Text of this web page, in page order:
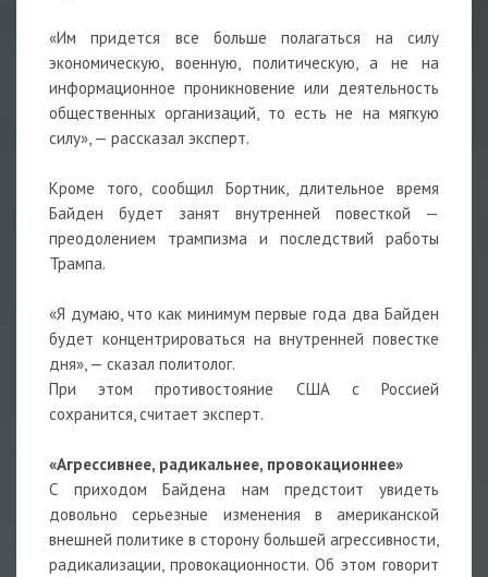
«Им придется все больше полагаться на силу
экономическую, военную, политическую, а не на
информационное проникновение или деятельность
общественных организаций, то есть не на мягкую
силу», — рассказал эксперт.
Кроме того, сообщил Бортник, длительное время
Байден будет занят внутренней повесткой —
преодолением трампизма и последствий работы
Трампа.
«Я думаю, что как минимум первые года два Байден
будет концентрироваться на внутренней повестке
дня», — сказал политолог.
При этом противостояние США с Россией
сохранится, считает эксперт.
«Агрессивнее, радикальнее, провокационнее»
С приходом Байдена нам предстоит увидеть
довольно серьезные изменения в американской
внешней политике в сторону большей агрессивности,
радикализации, провокационности. Об этом говорит